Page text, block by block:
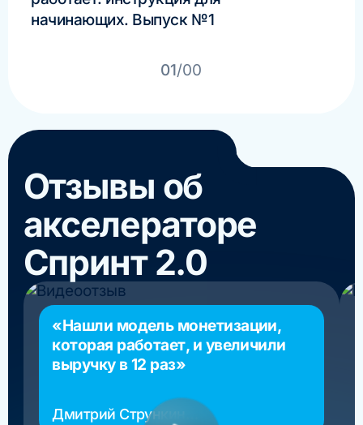
начинающих. Выпуск №1
01/00
Отзывы об
акселераторе
Спринт 2.0
«Нашли модель монетизации,
которая работает, и увеличили
выручку в 12 раз»
Дмитрий Стрункин